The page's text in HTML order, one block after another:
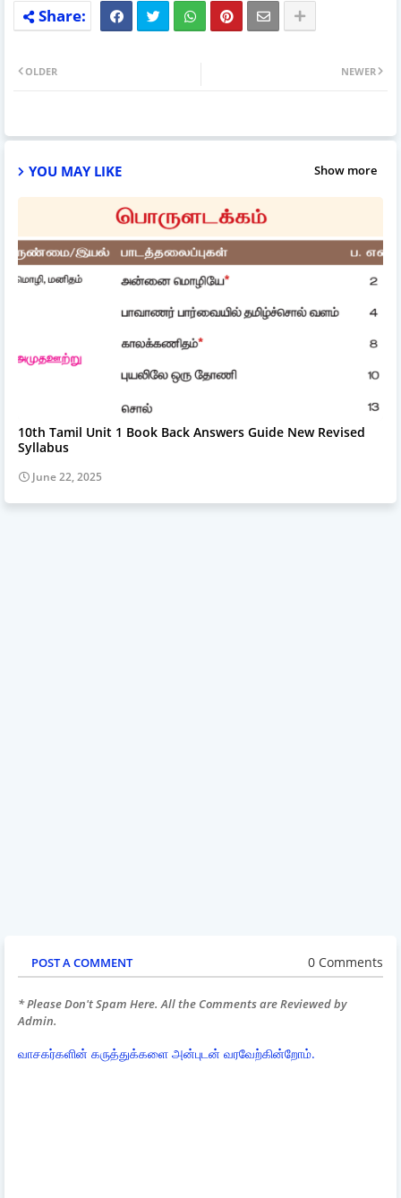
NEWER
OLDER
YOU MAY LIKE Show more
10th Tamil Unit 1 Book Back Answers Guide New Revised
Syllabus
June 22, 2025
POST A COMMENT 0 Comments
* Please Don't Spam Here. All the Comments are Reviewed by
Admin.
வாசகர்களின் கருத்துக்களை அன்புடன் வரவேற்கின்றோம்.